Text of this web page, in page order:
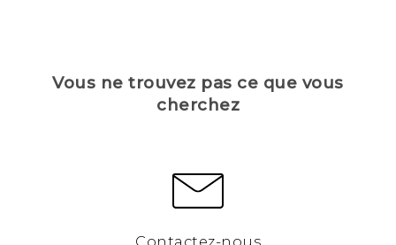
Vous ne trouvez pas ce que vous
cherchez